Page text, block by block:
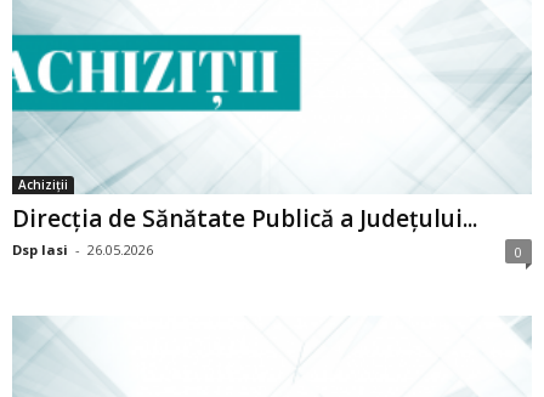
Achiziții
Direcția de Sănătate Publică a Județului...
Dsp Iasi - 26.05.2026 0